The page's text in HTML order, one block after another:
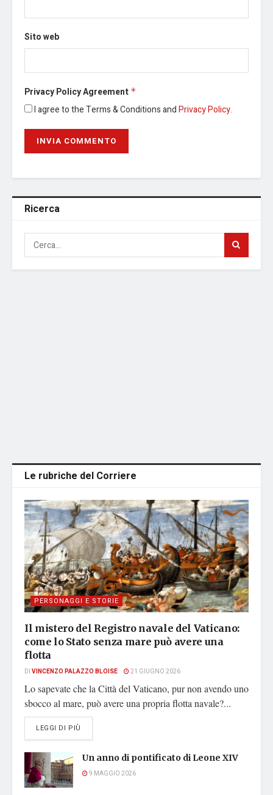
Sito web
Privacy Policy Agreement *
I agree to the Terms & Conditions andPrivacy Policy.
Ricerca
Le rubriche del Corriere
PERSONAGGI E STORIE
Il mistero del Registro navale del Vaticano:
come lo Stato senza mare può avere una
flotta
DI VINCENZO PALAZZO BLOISE 21 GIUGNO 2026
Lo sapevate che la Città del Vaticano, pur non avendo uno
sbocco al mare, può avere una propria flotta navale?...
LEGGI DI PIÙ
Un anno di pontificato di Leone XIV
9 MAGGIO 2026